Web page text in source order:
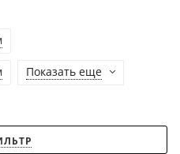
Показать еще